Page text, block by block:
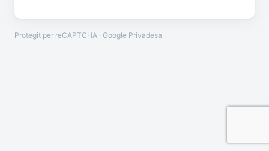
Protegit per reCAPTCHA · Google Privadesa